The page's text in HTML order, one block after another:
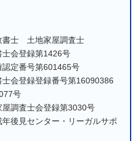
士 土地家屋調査士
会登録第1426号
認定番号第601465号
会登録登録番号第16090386
号
調査士会登録第3030号
後見センター・リーガルサポ